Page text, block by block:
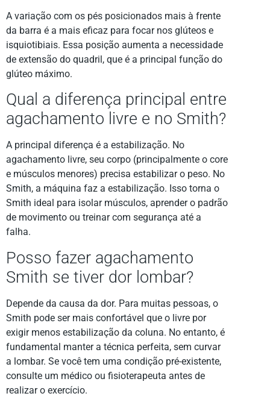
A variação com os pés posicionados mais à frente
da barra é a mais eficaz para focar nos glúteos e
isquiotibiais. Essa posição aumenta a necessidade
de extensão do quadril, que é a principal função do
glúteo máximo.
Qual a diferença principal entre
agachamento livre e no Smith?
A principal diferença é a estabilização. No
agachamento livre, seu corpo (principalmente o core
e músculos menores) precisa estabilizar o peso. No
Smith, a máquina faz a estabilização. Isso torna o
Smith ideal para isolar músculos, aprender o padrão
de movimento ou treinar com segurança até a
falha.
Posso fazer agachamento
Smith se tiver dor lombar?
Depende da causa da dor. Para muitas pessoas, o
Smith pode ser mais confortável que o livre por
exigir menos estabilização da coluna. No entanto, é
fundamental manter a técnica perfeita, sem curvar
a lombar. Se você tem uma condição pré-existente,
consulte um médico ou fisioterapeuta antes de
realizar o exercício.